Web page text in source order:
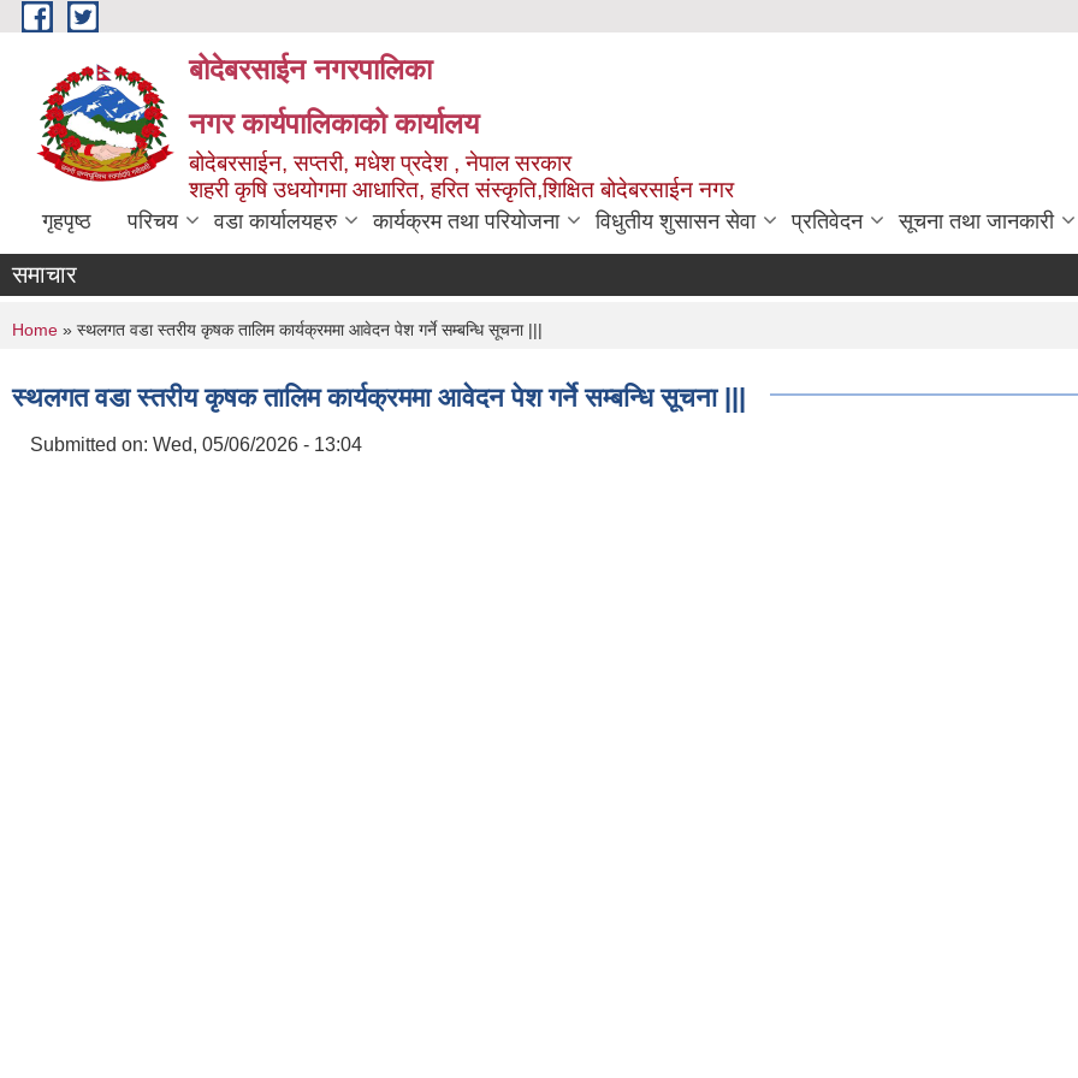
Skip to main content
बोदेबरसाईन नगरपालिका
नगर कार्यपालिकाको कार्यालय
बोदेबरसाईन, सप्तरी, मधेश प्रदेश , नेपाल सरकार
शहरी कृषि उधयोगमा आधारित, हरित संस्कृति,शिक्षित बोदेबरसाईन नगर
गृहपृष्ठ परिचय वडा कार्यालयहरु कार्यक्रम तथा परियोजना विधुतीय शुसासन सेवा प्रतिवेदन सूचना तथा जानकारी
समाचार
You are here
Home » स्थलगत वडा स्तरीय कृषक तालिम कार्यक्रममा आवेदन पेश गर्ने सम्बन्धि सूचना |||
स्थलगत वडा स्तरीय कृषक तालिम कार्यक्रममा आवेदन पेश गर्ने सम्बन्धि सूचना |||
Submitted on: Wed, 05/06/2026 - 13:04